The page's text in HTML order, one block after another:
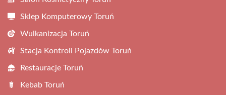
Sklep Komputerowy Toruń
Wulkanizacja Toruń
Stacja Kontroli Pojazdów Toruń
Restauracje Toruń
Kebab Toruń